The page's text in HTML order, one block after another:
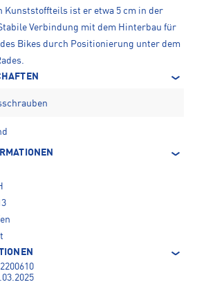
Kunststoffteils ist er etwa 5 cm in der
Verbindung mit dem Hinterbau für
Bikes durch Positionierung unter dem